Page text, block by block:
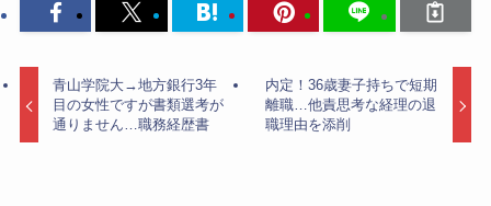
青山学院大→地方銀行3年
目の女性ですが書類選考が
通りません…職務経歴書
内定！36歳妻子持ちで短期
離職…他責思考な経理の退
職理由を添削